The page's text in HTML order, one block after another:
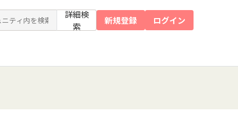
詳細検
索
新規登録 ログイン